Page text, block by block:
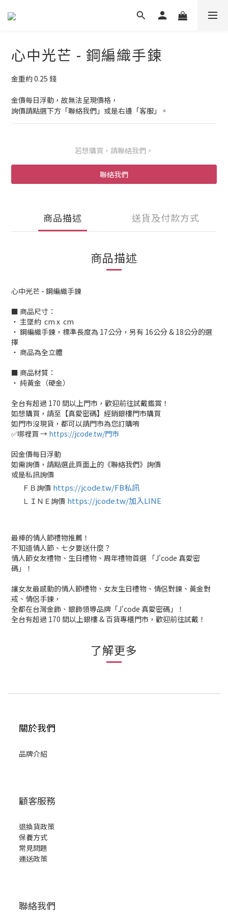
心中光芒 - 鋼編織手鍊
金重約 0.25 錢
金價每日浮動，故無法呈現價格，
詢價請點選下方「聯絡我們」或是右邊「客服」。
若想購買，請聯絡我們。
聯絡我們
商品描述 送貨及付款方式
商品描述
心中光芒 - 鋼編織手鍊
■ 商品尺寸：
‧ 主墜約 cm x cm
‧ 鋼編織手鍊，標準長度為 17公分，另有 16公分 & 18公分的選
擇
‧ 商品為全立體
■ 商品材質：
‧ 純黃金（硬金）
全台有超過 170 間以上門市，歡迎前往試戴鑑賞！
如想購買，請至【真愛密碼】經銷銀樓門市購買
如門市沒現貨，都可以請門市為您訂購唷
✅哪裡買 → https://jcode.tw/門市
因金價每日浮動
如需詢價，請點選此頁面上的《聯絡我們》詢價
或是私訊詢價
ＦＢ詢價 https://jcode.tw/FB私訊
ＬＩＮＥ詢價 https://jcode.tw/加入LINE
最棒的情人節禮物推薦！
不知道情人節、七夕要送什麼？
情人節女友禮物、生日禮物、周年禮物首選 「J'code 真愛密
碼」！
讓女友最感動的情人節禮物、女友生日禮物、情侶對鍊、黃金對
戒、情侶手鍊，
全都在台灣金飾、銀飾領導品牌「J'code 真愛密碼」！
全台有超過 170 間以上銀樓 & 百貨專櫃門市，歡迎前往試戴！
了解更多
關於我們
品牌介紹
顧客服務
退換貨政策
保養方式
常見問題
運送政策
聯絡我們